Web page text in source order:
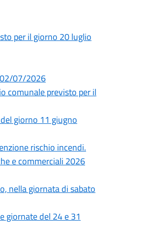
per il giorno 20 luglio
07/2026
comunale previsto per il
giorno 11 giugno
rischio incendi.
e commerciali 2026
nella giornata di sabato
giornate del 24 e 31